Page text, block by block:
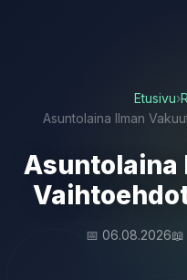
Etusivu›
Asuntolaina Ilman
Asuntolaina
📅 06.08.2026